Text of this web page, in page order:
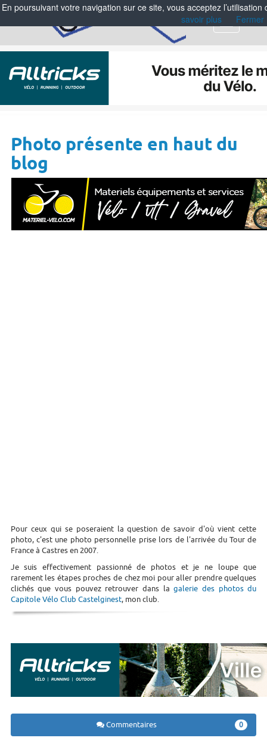
Menu
Photo présente en haut du
blog
Pour ceux qui se poseraient la question de savoir d'où vient cette
photo, c'est une photo personnelle prise lors de l'arrivée du Tour de
France à Castres en 2007.
Je suis effectivement passionné de photos et je ne loupe que
rarement les étapes proches de chez moi pour aller prendre quelques
clichés que vous pouvez retrouver dans lagalerie des photos du
Capitole Vélo Club Castelginest, mon club.
Commentaires 0
En poursuivant votre navigation sur ce site, vous acceptez
savoir plus
Fermer